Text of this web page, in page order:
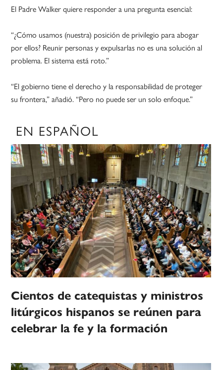
El Padre Walker quiere responder a una pregunta esencial:
“¿Cómo usamos (nuestra) posición de privilegio para abogar
por ellos? Reunir personas y expulsarlas no es una solución al
problema. El sistema está roto.”
“El gobierno tiene el derecho y la responsabilidad de proteger
su frontera,” añadió. “Pero no puede ser un solo enfoque.”
EN ESPAÑOL
Cientos de catequistas y ministros
litúrgicos hispanos se reúnen para
celebrar la fe y la formación